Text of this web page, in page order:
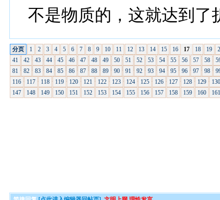
不是物质的，这就达到了
分页 1 2 3 4 5 6 7 8 9 10 11 12 13 14 15 16 17 18 19
41
42 43 44 45 46 47 48 49 50 51 52 53 54 55 56 57 58
81
82 83 84 85 86 87 88 89 90 91 92 93 94 95 96 97 98
116
117 118 119 120 121 122 123 124 125 126 127 128 129
147
148 149 150 151 152 153 154 155 156 157 158 159 160